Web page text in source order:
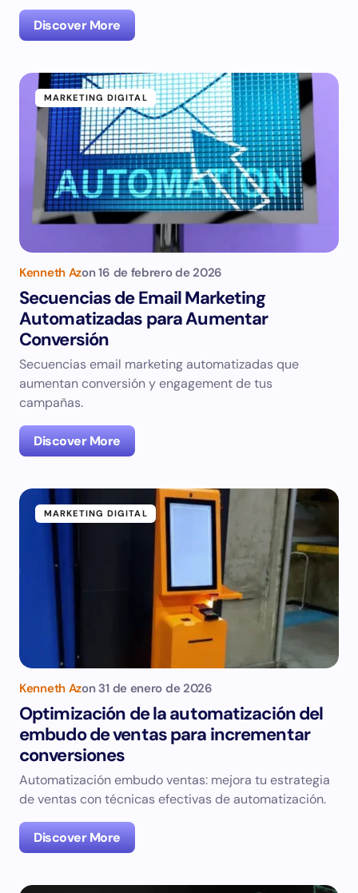
Discover More
MARKETING DIGITAL
Kenneth Azon 16 de febrero de 2026
Secuencias de Email Marketing
Automatizadas para Aumentar
Conversión
Secuencias email marketing automatizadas que
aumentan conversión y engagement de tus
campañas.
Discover More
MARKETING DIGITAL
Kenneth Azon 31 de enero de 2026
Optimización de la automatización del
embudo de ventas para incrementar
conversiones
Automatización embudo ventas: mejora tu estrategia
de ventas con técnicas efectivas de automatización.
Discover More